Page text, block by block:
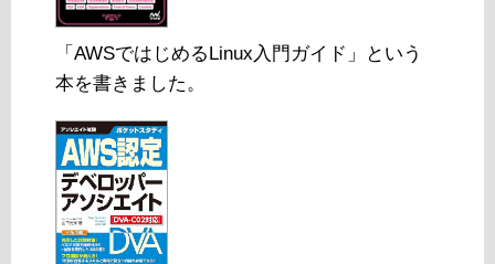
「AWSではじめるLinux入門ガイド」という
本を書きました。